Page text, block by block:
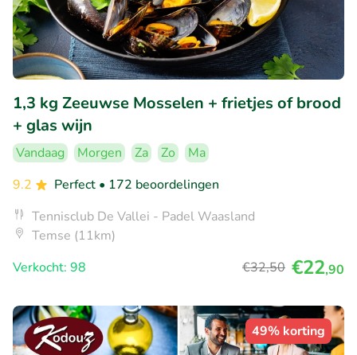
1,3 kg Zeeuwse Mosselen + frietjes of brood
+ glas wijn
Vandaag Morgen Za Zo
Ma
9.2
Perfect • 172 beoordelingen
Tennisclub De Vallei - Padel Waasland
Temse (11km)
Verkocht: 98
€32,50 €22,90
49% korting